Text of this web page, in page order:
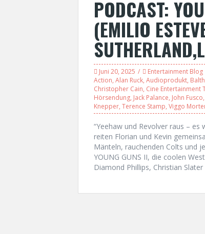
PODCAST:
(EMILIO
Juni 20, 2025 Entertainment Blog
Action, Alan Ruck, Audioprodukt,
Christopher Cain, Cine Entertainment
Hörsendung, Jack Palance, John Fusco,
Knepper, Terence Stamp, Viggo
“Yeehaw und Revolver raus – es
reiten Florian und Kevin
Mänteln, rauchenden Colts und
YOUNG GUNS II, die coolen
Diamond Phillips, Christian